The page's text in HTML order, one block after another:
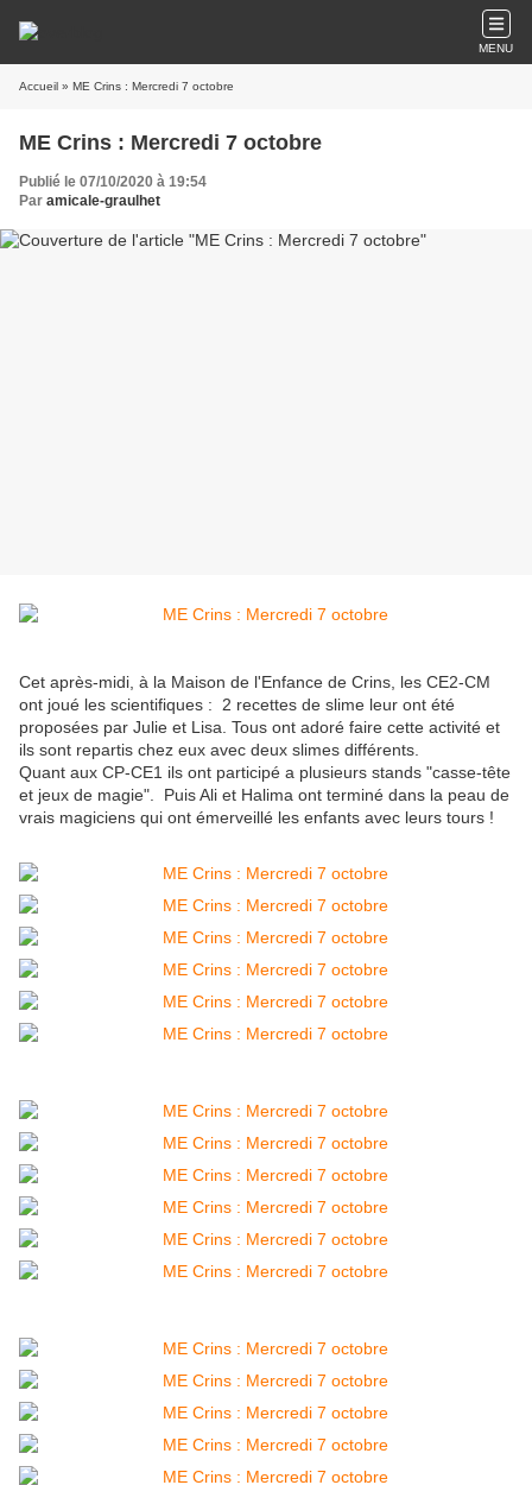
MENU
Accueil » ME Crins : Mercredi 7 octobre
ME Crins : Mercredi 7 octobre
Publié le 07/10/2020 à 19:54
Par amicale-graulhet
Cet après-midi, à la Maison de l'Enfance de Crins, les CE2-CM
ont joué les scientifiques : 2 recettes de slime leur ont été
proposées par Julie et Lisa. Tous ont adoré faire cette activité et
ils sont repartis chez eux avec deux slimes différents.
Quant aux CP-CE1 ils ont participé a plusieurs stands "casse-tête
et jeux de magie". Puis Ali et Halima ont terminé dans la peau de
vrais magiciens qui ont émerveillé les enfants avec leurs tours !